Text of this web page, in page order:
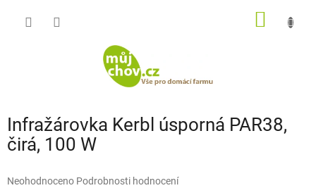
Infražárovka Kerbl úsporná PAR38,
čirá, 100 W
Průměrné
Neohodnoceno Podrobnosti hodnocení